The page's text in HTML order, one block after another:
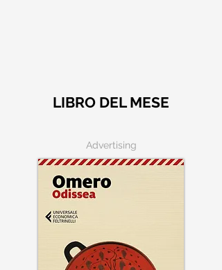
LIBRO DEL MESE
Advertising